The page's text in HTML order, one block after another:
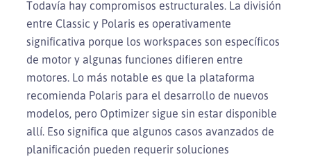
Todavía hay compromisos estructurales. La división
entre Classic y Polaris es operativamente
significativa porque los workspaces son específicos
de motor y algunas funciones difieren entre
motores. Lo más notable es que la plataforma
recomienda Polaris para el desarrollo de nuevos
modelos, pero Optimizer sigue sin estar disponible
allí. Eso significa que algunos casos avanzados de
planificación pueden requerir soluciones